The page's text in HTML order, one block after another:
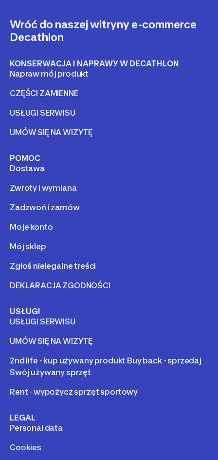
Wróć do naszej witryny e-commerce
Decathlon
KONSERWACJA I NAPRAWY W DECATHLON
Napraw mój produkt
CZĘŚCI ZAMIENNE
USŁUGI SERWISU
UMÓW SIĘ NA WIZYTĘ
POMOC
Dostawa
Zwroty i wymiana
Zadzwoń i zamów
Moje konto
Mój sklep
Zgłoś nielegalne treści
DEKLARACJA ZGODNOŚCI
USŁUGI
USŁUGI SERWISU
UMÓW SIĘ NA WIZYTĘ
2nd life - kup używany produkt Buy back - sprzedaj
Swój używany sprzęt
Rent - wypożycz sprzęt sportowy
LEGAL
Personal data
Cookies